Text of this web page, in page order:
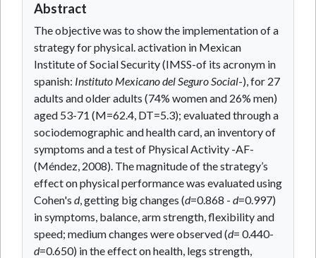
Abstract
The objective was to show the implementation of a
strategy for physical. activation in Mexican
Institute of Social Security (IMSS-of its acronym in
spanish: Instituto Mexicano del Seguro Social-), for 27
adults and older adults (74% women and 26% men)
aged 53-71 (M=62.4, DT=5.3); evaluated through a
sociodemographic and health card, an inventory of
symptoms and a test of Physical Activity -AF-
(Méndez, 2008). The magnitude of the strategy’s
effect on physical performance was evaluated using
Cohen's d, getting big changes (d=0.868 - d=0.997)
in symptoms, balance, arm strength, flexibility and
speed; medium changes were observed (d= 0.440-
d=0.650) in the effect on health, legs strength,